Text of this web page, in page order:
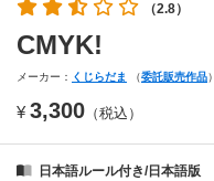
（2.8）
CMYK!
メーカー： くじらだま （委託販売作品）
¥ 3,300 （税込）
日本語ルール付き/日本語版